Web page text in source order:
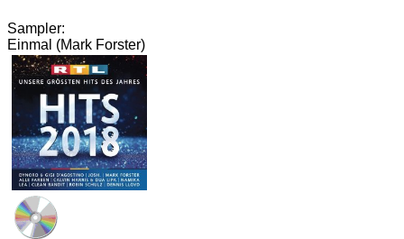
Sampler:
Einmal (Mark Forster)